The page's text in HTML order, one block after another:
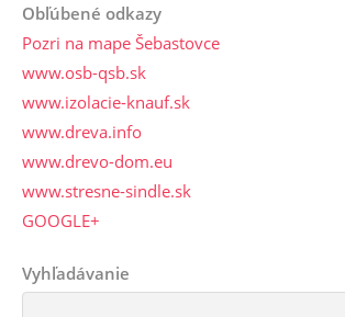
Obľúbené odkazy
Pozri na mape Šebastovce
www.osb-qsb.sk
www.izolacie-knauf.sk
www.dreva.info
www.drevo-dom.eu
www.stresne-sindle.sk
GOOGLE+
Vyhľadávanie